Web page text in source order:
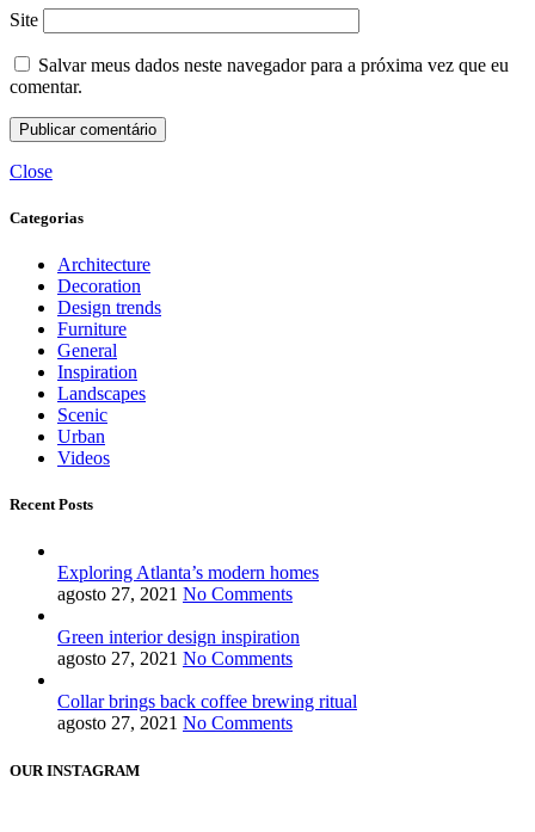
Site
Salvar meus dados neste navegador para a próxima vez que eu
comentar.
Close
Categorias
Architecture
Decoration
Design trends
Furniture
General
Inspiration
Landscapes
Scenic
Urban
Videos
Recent Posts
Exploring Atlanta’s modern homes
agosto 27, 2021 No Comments
Green interior design inspiration
agosto 27, 2021 No Comments
Collar brings back coffee brewing ritual
agosto 27, 2021 No Comments
OUR INSTAGRAM